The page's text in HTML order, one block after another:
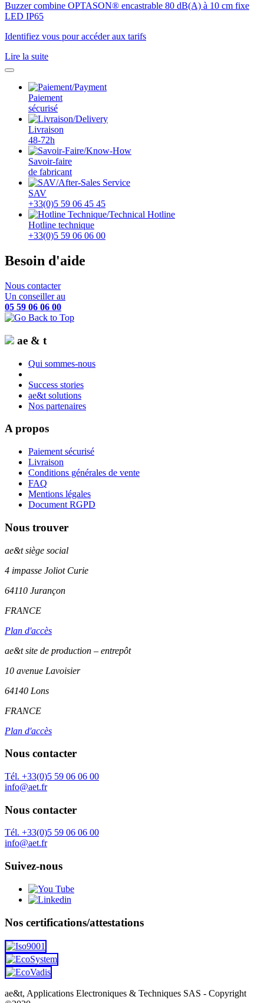
Buzzer combine OPTASON® encastrable 80 dB(A) à 10 cm fixe
LED IP65
Identifiez vous pour accéder aux tarifs
Lire la suite
Paiement
sécurisé
Livraison
48-72h
Savoir-faire
de fabricant
SAV
+33(0)5 59 06 45 45
Hotline technique
+33(0)5 59 06 06 00
Besoin d'aide
Nous contacter
Un conseiller au
05 59 06 06 00
ae & t
Qui sommes-nous
Success stories
ae&t solutions
Nos partenaires
A propos
Paiement sécurisé
Livraison
Conditions générales de vente
FAQ
Mentions légales
Document RGPD
Nous trouver
ae&tsiège social
4 impasse Joliot Curie
64110 Jurançon
FRANCE
Plan d'accès
ae&t site de production – entrepôt
10 avenue Lavoisier
64140 Lons
FRANCE
Plan d'accès
Nous contacter
Tél. +33(0)5 59 06 06 00
info@aet.fr
Nous contacter
Tél. +33(0)5 59 06 06 00
info@aet.fr
Suivez-nous
Nos certifications/attestations
ae&t, Applications Electroniques & Techniques SAS - Copyright